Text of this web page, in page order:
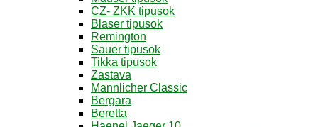
CZ- ZKK tipusok
Blaser tipusok
Remington
Sauer tipusok
Tikka tipusok
Zastava
Mannlicher Classic
Bergara
Beretta